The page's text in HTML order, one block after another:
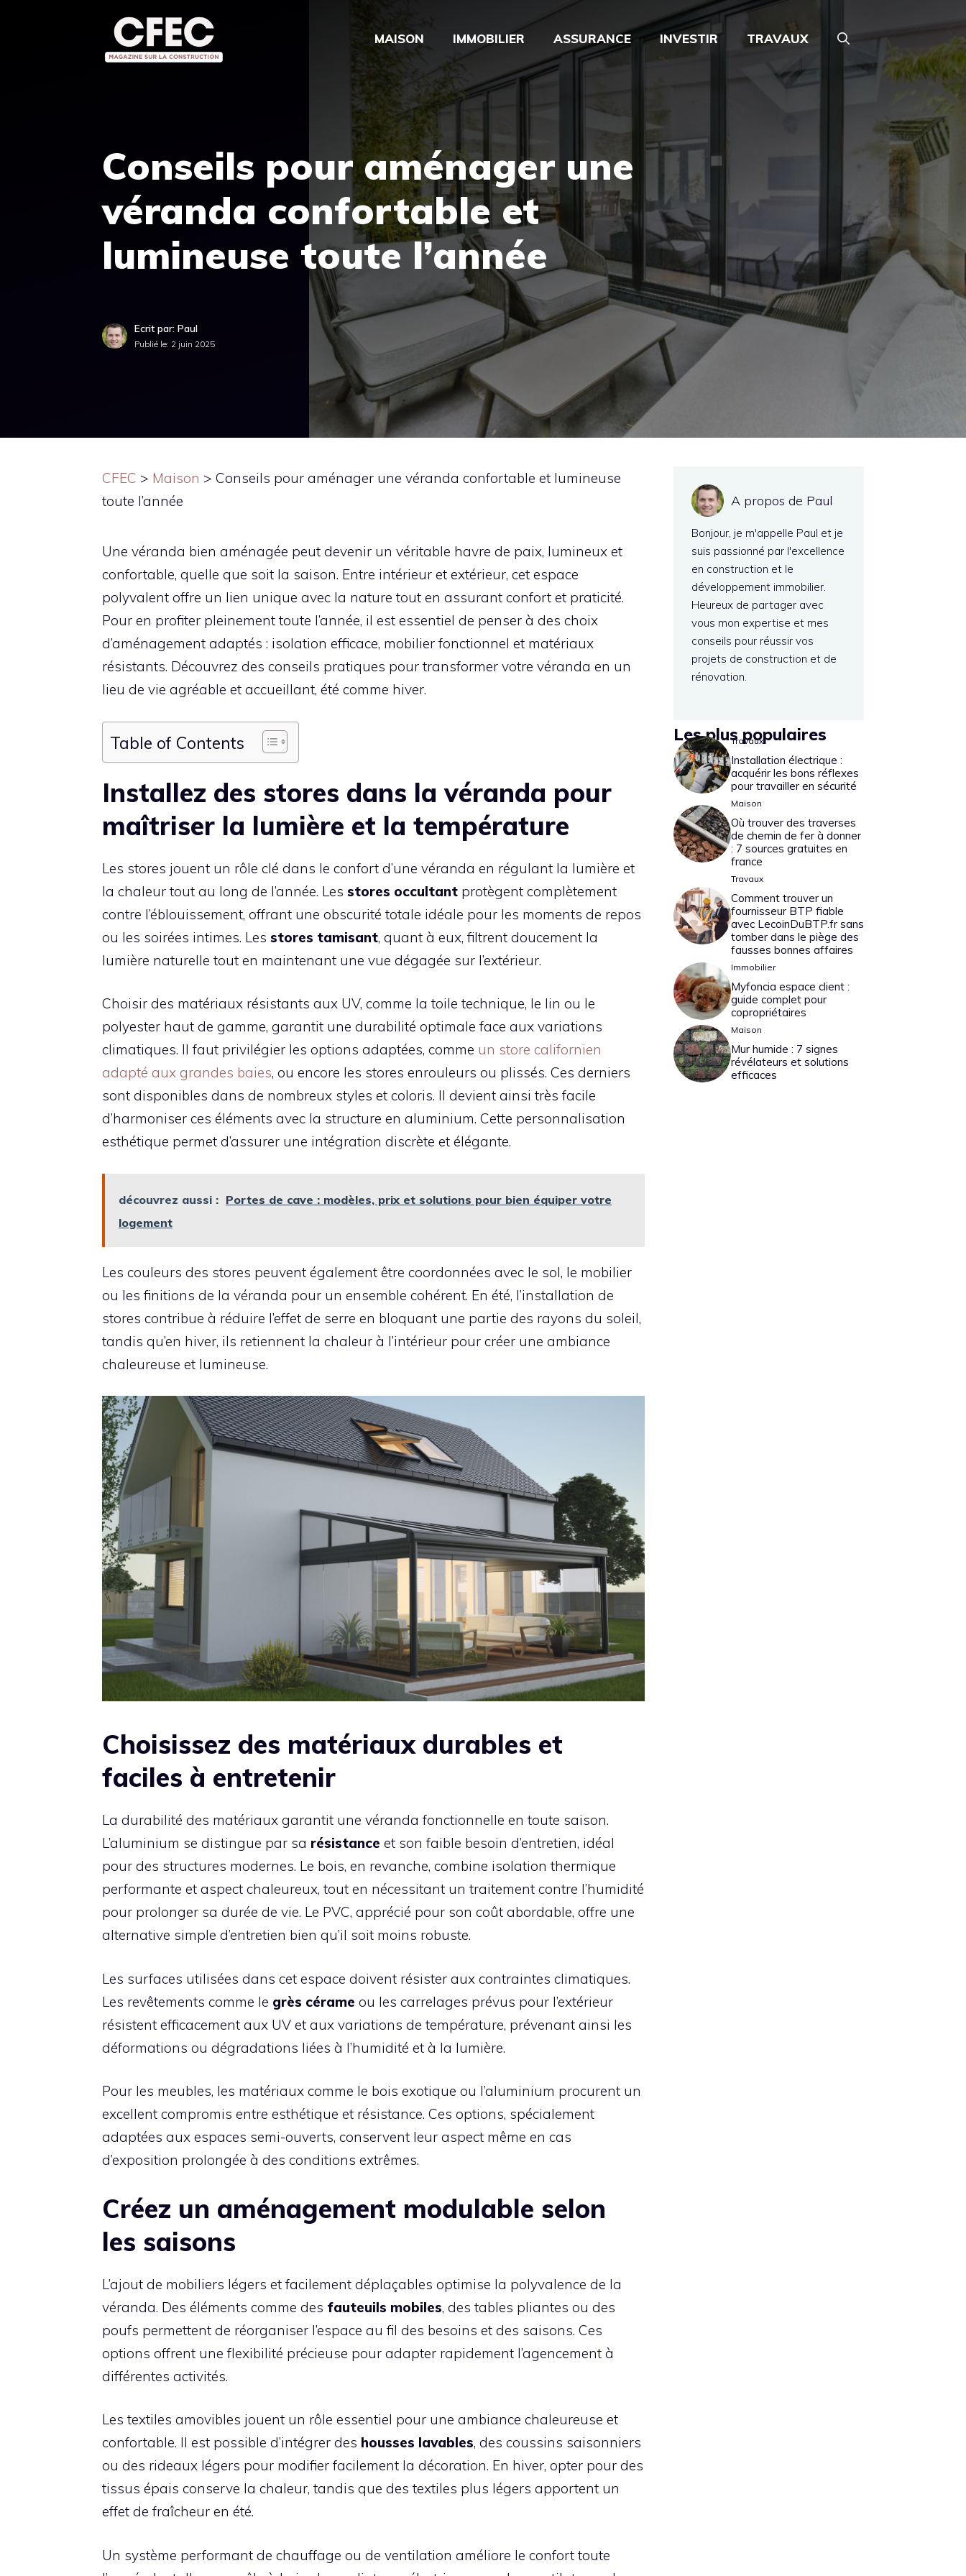
MAISON IMMOBILIER ASSURANCE INVESTIR TRAVAUX
Conseils pour aménager une
véranda confortable et
lumineuse toute l’année
Ecrit par: Paul
Publié le: 2 juin 2025
CFEC > Maison > Conseils pour aménager une véranda confortable et lumineuse
toute l’année
Une véranda bien aménagée peut devenir un véritable havre de paix, lumineux et
confortable, quelle que soit la saison. Entre intérieur et extérieur, cet espace
polyvalent offre un lien unique avec la nature tout en assurant confort et praticité.
Pour en profiter pleinement toute l’année, il est essentiel de penser à des choix
d’aménagement adaptés : isolation efficace, mobilier fonctionnel et matériaux
résistants. Découvrez des conseils pratiques pour transformer votre véranda en un
lieu de vie agréable et accueillant, été comme hiver.
Table of Contents
Installez des stores dans la véranda pour
maîtriser la lumière et la température
Les stores jouent un rôle clé dans le confort d’une véranda en régulant la lumière et
la chaleur tout au long de l’année. Les stores occultant protègent complètement
contre l’éblouissement, offrant une obscurité totale idéale pour les moments de repos
ou les soirées intimes. Les stores tamisant, quant à eux, filtrent doucement la
lumière naturelle tout en maintenant une vue dégagée sur l’extérieur.
Choisir des matériaux résistants aux UV, comme la toile technique, le lin ou le
polyester haut de gamme, garantit une durabilité optimale face aux variations
climatiques. Il faut privilégier les options adaptées, comme un store californien
adapté aux grandes baies, ou encore les stores enrouleurs ou plissés. Ces derniers
sont disponibles dans de nombreux styles et coloris. Il devient ainsi très facile
d’harmoniser ces éléments avec la structure en aluminium. Cette personnalisation
esthétique permet d’assurer une intégration discrète et élégante.
découvrez aussi : Portes de cave : modèles, prix et solutions pour bien équiper votre
logement
Les couleurs des stores peuvent également être coordonnées avec le sol, le mobilier
ou les finitions de la véranda pour un ensemble cohérent. En été, l’installation de
stores contribue à réduire l’effet de serre en bloquant une partie des rayons du soleil,
tandis qu’en hiver, ils retiennent la chaleur à l’intérieur pour créer une ambiance
chaleureuse et lumineuse.
Choisissez des matériaux durables et
faciles à entretenir
La durabilité des matériaux garantit une véranda fonctionnelle en toute saison.
L’aluminium se distingue par sa résistance et son faible besoin d’entretien, idéal
pour des structures modernes. Le bois, en revanche, combine isolation thermique
performante et aspect chaleureux, tout en nécessitant un traitement contre l’humidité
pour prolonger sa durée de vie. Le PVC, apprécié pour son coût abordable, offre une
alternative simple d’entretien bien qu’il soit moins robuste.
Les surfaces utilisées dans cet espace doivent résister aux contraintes climatiques.
Les revêtements comme le grès cérame ou les carrelages prévus pour l’extérieur
résistent efficacement aux UV et aux variations de température, prévenant ainsi les
déformations ou dégradations liées à l’humidité et à la lumière.
Pour les meubles, les matériaux comme le bois exotique ou l’aluminium procurent un
excellent compromis entre esthétique et résistance. Ces options, spécialement
adaptées aux espaces semi-ouverts, conservent leur aspect même en cas
d’exposition prolongée à des conditions extrêmes.
Créez un aménagement modulable selon
les saisons
L’ajout de mobiliers légers et facilement déplaçables optimise la polyvalence de la
véranda. Des éléments comme des fauteuils mobiles, des tables pliantes ou des
poufs permettent de réorganiser l’espace au fil des besoins et des saisons. Ces
options offrent une flexibilité précieuse pour adapter rapidement l’agencement à
différentes activités.
Les textiles amovibles jouent un rôle essentiel pour une ambiance chaleureuse et
confortable. Il est possible d’intégrer des housses lavables, des coussins saisonniers
ou des rideaux légers pour modifier facilement la décoration. En hiver, opter pour des
tissus épais conserve la chaleur, tandis que des textiles plus légers apportent un
effet de fraîcheur en été.
Un système performant de chauffage ou de ventilation améliore le confort toute
A propos de Paul
Bonjour, je m'appelle Paul et je
suis passionné par l'excellence
en construction et le
développement immobilier.
Heureux de partager avec
vous mon expertise et mes
conseils pour réussir vos
projets de construction et de
rénovation.
Les plus populaires
Travaux
Installation électrique :
acquérir les bons réflexes
pour travailler en sécurité
Maison
Où trouver des traverses
de chemin de fer à donner
: 7 sources gratuites en
france
Travaux
Comment trouver un
fournisseur BTP fiable
avec LecoinDuBTP.fr sans
tomber dans le piège des
fausses bonnes affaires
Immobilier
Myfoncia espace client :
guide complet pour
copropriétaires
Maison
Mur humide : 7 signes
révélateurs et solutions
efficaces